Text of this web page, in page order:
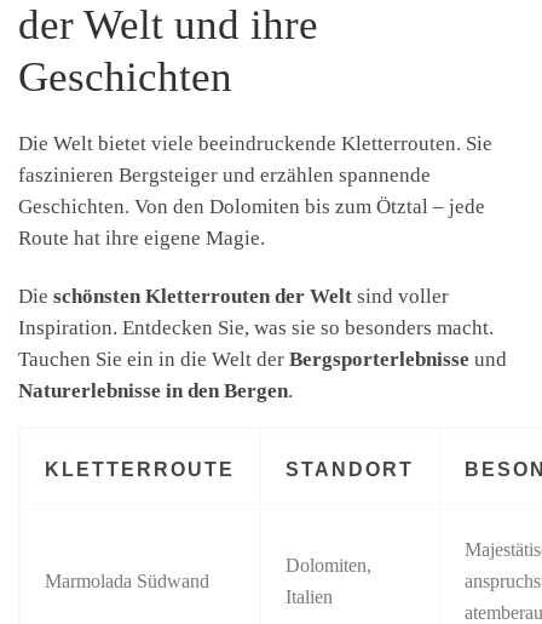
der Welt und ihre
Geschichten
Die Welt bietet viele beeindruckende Kletterrouten. Sie
faszinieren Bergsteiger und erzählen spannende
Geschichten. Von den Dolomiten bis zum Ötztal – jede
Route hat ihre eigene Magie.
Die schönsten Kletterrouten der Welt sind voller
Inspiration. Entdecken Sie, was sie so besonders macht.
Tauchen Sie ein in die Welt der Bergsporterlebnisse und
Naturerlebnisse in den Bergen.
KLETTERROUTE STANDORT
Marmolada Südwand
Dolomiten,
Italien